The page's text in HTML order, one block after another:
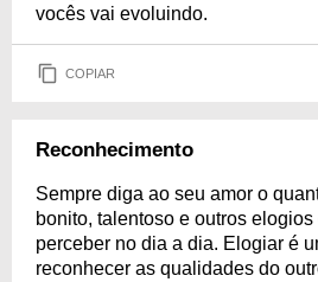
vocês vai evoluindo.
COPIAR
Reconhecimento
Sempre diga ao seu amor o
bonito, talentoso e outros
perceber no dia a dia. Elogiar é
reconhecer as qualidades do